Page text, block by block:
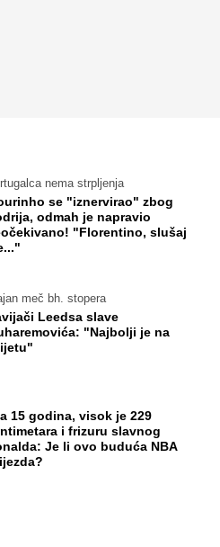
nema strpljenja
se "iznervirao" zbog
odmah je napravio
"Florentino, slušaj
meč bh. stopera
Leedsa slave
"Najbolji je na
15 godina, visok je 229
i frizuru slavnog
Je li ovo buduća NBA